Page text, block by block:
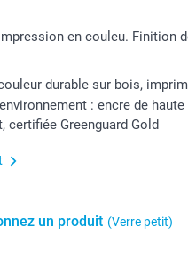
en couleu. Finition
durable sur bois,
: encre de
certifiée Greenguard Gold
un produit (Verre petit)